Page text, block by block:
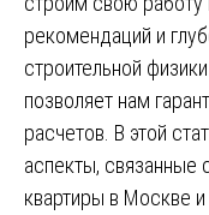
рекомендаций и
строительной
позволяет нам
расчетов. В этой
аспекты, связанные
квартиры в Москве